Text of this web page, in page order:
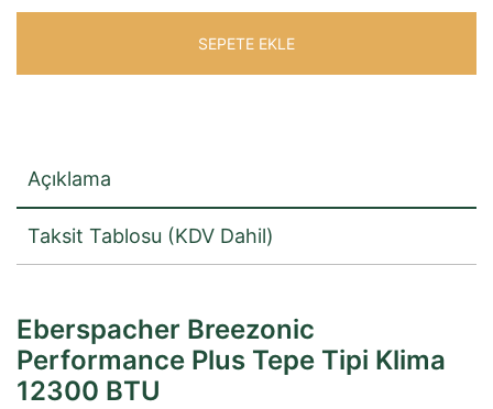
SEPETE EKLE
Açıklama
Taksit Tablosu (KDV Dahil)
Eberspacher Breezonic
Performance Plus Tepe Tipi Klima
12300 BTU